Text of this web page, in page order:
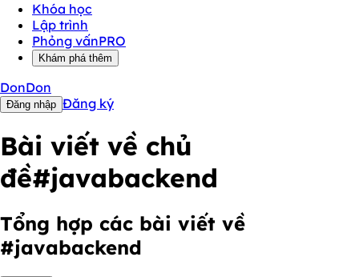
Khóa học
Lập trình
Phỏng vấnPRO
Khám phá thêm
DonDon
Đăng nhập Đăng ký
Bài viết về chủ
đề#javabackend
Tổng hợp các bài viết về
#javabackend